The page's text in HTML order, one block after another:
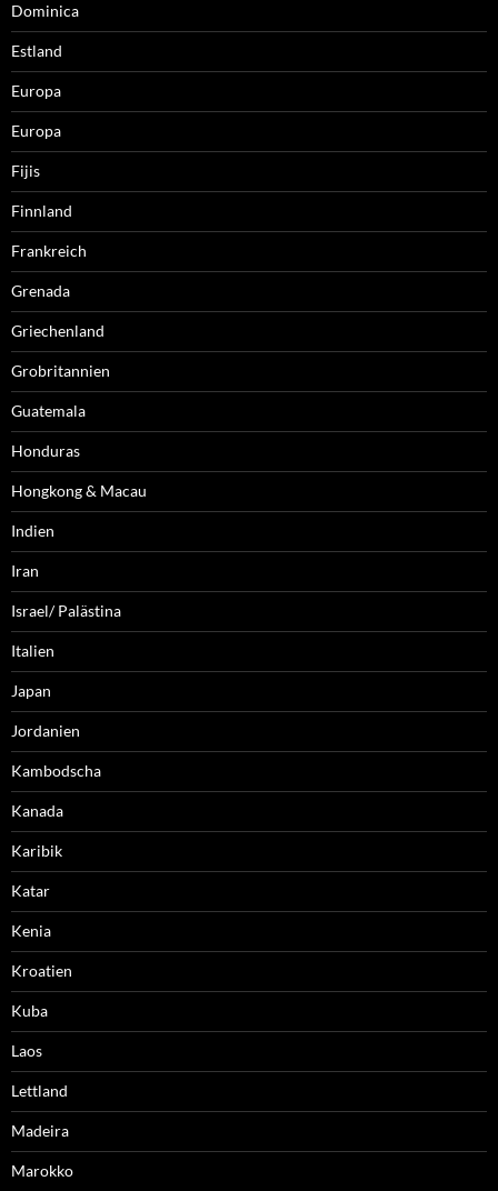
Dominica
Estland
Europa
Europa
Fijis
Finnland
Frankreich
Grenada
Griechenland
Grobritannien
Guatemala
Honduras
Hongkong & Macau
Indien
Iran
Israel/ Palästina
Italien
Japan
Jordanien
Kambodscha
Kanada
Karibik
Katar
Kenia
Kroatien
Kuba
Laos
Lettland
Madeira
Marokko